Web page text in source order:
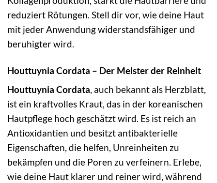
reduziert Rötungen. Stell dir vor, wie deine Haut
mit jeder Anwendung widerstandsfähiger und
beruhigter wird.
Houttuynia Cordata – Der Meister der Reinheit
Houttuynia Cordata, auch bekannt als Herzblatt,
ist ein kraftvolles Kraut, das in der koreanischen
Hautpflege hoch geschätzt wird. Es ist reich an
Antioxidantien und besitzt antibakterielle
Eigenschaften, die helfen, Unreinheiten zu
bekämpfen und die Poren zu verfeinern. Erlebe,
wie deine Haut klarer und reiner wird, während